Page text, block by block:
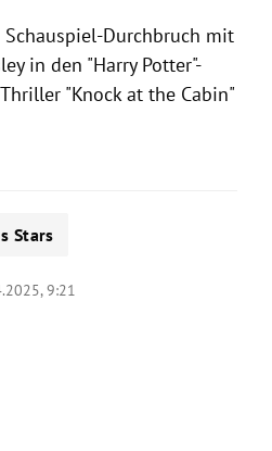
Durchbruch mit
in den "Harry Potter"-
"Knock at the Cabin"
Stars
9:21